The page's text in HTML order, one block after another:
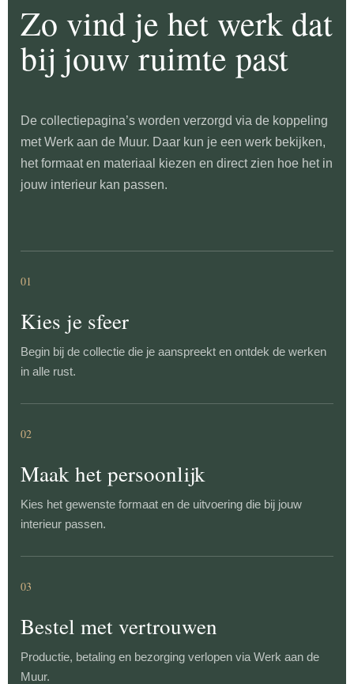
Zo vind je het werk dat
bij jouw ruimte past
De collectiepagina’s worden verzorgd via de koppeling
met Werk aan de Muur. Daar kun je een werk bekijken,
het formaat en materiaal kiezen en direct zien hoe het in
jouw interieur kan passen.
01
Kies je sfeer
Begin bij de collectie die je aanspreekt en ontdek de werken
in alle rust.
02
Maak het persoonlijk
Kies het gewenste formaat en de uitvoering die bij jouw
interieur passen.
03
Bestel met vertrouwen
Productie, betaling en bezorging verlopen via Werk aan de
Muur.